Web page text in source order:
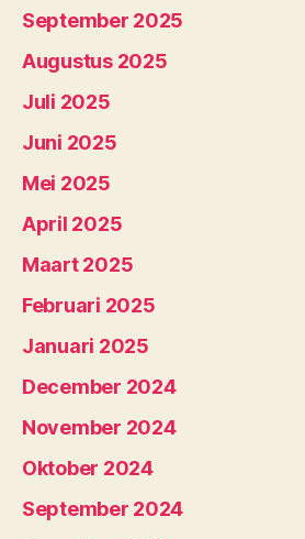
September 2025
Augustus 2025
Juli 2025
Juni 2025
Mei 2025
April 2025
Maart 2025
Februari 2025
Januari 2025
December 2024
November 2024
Oktober 2024
September 2024